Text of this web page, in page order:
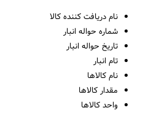
نام دریافت کننده کالا
شماره حواله انبار
تاریخ حواله انبار
تام انبار
نام کالاها
مقدار کالاها
واحد کالاها